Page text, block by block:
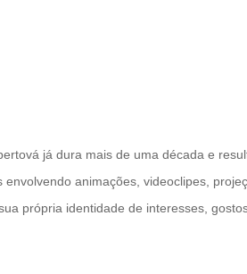
já dura mais de uma década e
animações, videoclipes,
própria identidade de interesses,